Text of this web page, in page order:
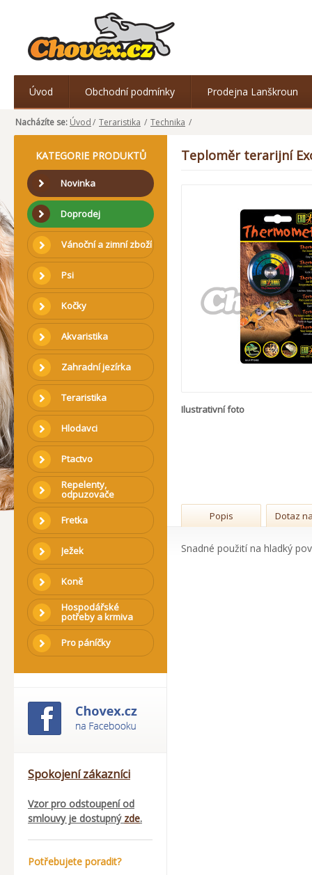
Úvod Obchodní podmínky Prodejna Lanškroun
Nacházíte se: Úvod/ Teraristika / Technika /
KATEGORIE PRODUKTŮ
Novinka
Doprodej
Vánoční a zimní zboží
Psi
Kočky
Akvaristika
Zahradní jezírka
Teraristika
Hlodavci
Ptactvo
Repelenty,
odpuzovače
Fretka
Ježek
Koně
Hospodářské
potřeby a krmiva
Pro páníčky
Spokojení zákazníci
Vzor pro odstoupení od
smlouvy je dostupný zde.
Potřebujete poradit?
Teploměr terarijní
Ilustrativní foto
Popis Dotaz
Snadné použití na hladký